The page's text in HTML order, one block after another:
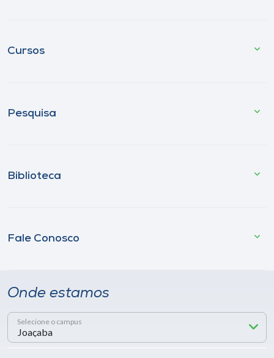
Cursos
Pesquisa
Biblioteca
Fale Conosco
Onde estamos
Selecione o campus